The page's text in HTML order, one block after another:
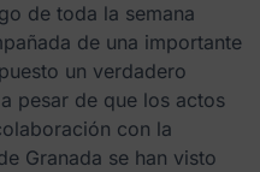
de toda la semana
de una importante
un verdadero
pesar de que los actos
con la
Granada se han visto